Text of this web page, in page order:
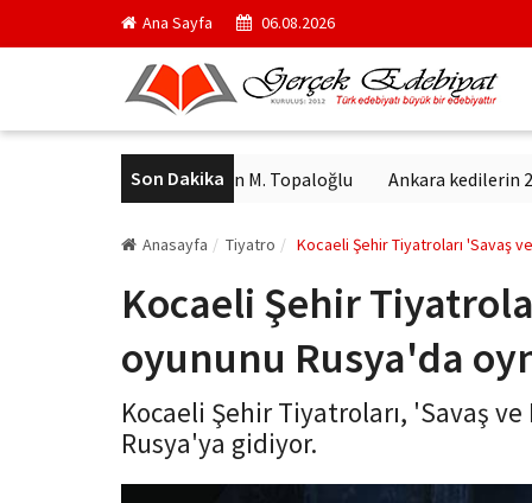
Ana Sayfa 06.08.2026
Son Dakika
Arkanda yürüyen M. Topaloğlu Ankara kedilerin 27 farklı
Anasayfa Tiyatro Kocaeli Şehir Tiyatroları 'Savaş
Kocaeli Şehir
oyununu Rusya'da
Kocaeli Şehir Tiyatroları, 'Savaş
Rusya'ya gidiyor.